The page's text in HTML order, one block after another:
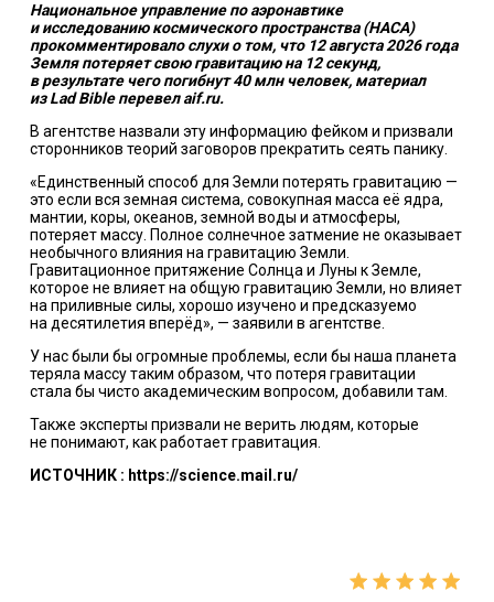
Национальное управление по аэронавтике
и исследованию космического пространства (НАСА)
прокомментировало слухи о том, что 12 августа 2026 года
Земля потеряет свою гравитацию на 12 секунд,
в результате чего погибнут 40 млн человек, материал
из Lad Bible перевел aif.ru.
В агентстве назвали эту информацию фейком и призвали
сторонников теорий заговоров прекратить сеять панику.
«Единственный способ для Земли потерять гравитацию —
это если вся земная система, совокупная масса её ядра,
мантии, коры, океанов, земной воды и атмосферы,
потеряет массу. Полное солнечное затмение не оказывает
необычного влияния на гравитацию Земли.
Гравитационное притяжение Солнца и Луны к Земле,
которое не влияет на общую гравитацию Земли, но влияет
на приливные силы, хорошо изучено и предсказуемо
на десятилетия вперёд», — заявили в агентстве.
У нас были бы огромные проблемы, если бы наша планета
теряла массу таким образом, что потеря гравитации
стала бы чисто академическим вопросом, добавили там.
Также эксперты призвали не верить людям, которые
не понимают, как работает гравитация.
ИСТОЧНИК : https://science.mail.ru/